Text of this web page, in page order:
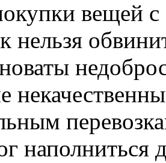
вещей
нельзя
наполниться